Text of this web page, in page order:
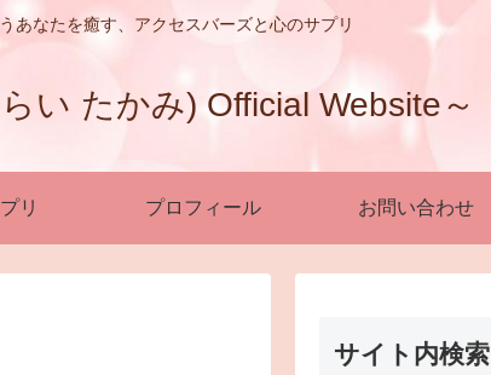
あなたを癒す、アクセスバーズと心のサプリ
い たかみ) Official Website～
リ プロフィール お問い合わせ
サイト内検索